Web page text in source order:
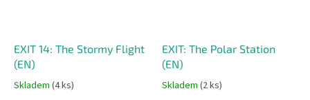
EXIT 14: The Stormy Flight
(EN)
Skladem (4 ks)
EXIT: The Polar Station
(EN)
Skladem (2 ks)